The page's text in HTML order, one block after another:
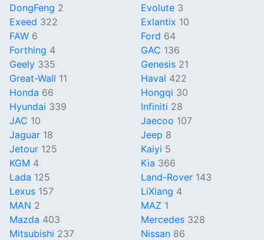
DongFeng 2 Evolute 3
Exeed 322 Exlantix 10
FAW 6 Ford 64
Forthing 4 GAC 136
Geely 335 Genesis 21
Great-Wall 11 Haval 422
Honda 66 Hongqi 30
Hyundai 339 Infiniti 28
JAC 10 Jaecoo 107
Jaguar 18 Jeep 8
Jetour 125 Kaiyi 5
KGM 4 Kia 366
Lada 125 Land-Rover 143
Lexus 157 LiXiang 4
MAN 2 MAZ 1
Mazda 403 Mercedes 328
Mitsubishi 237 Nissan 86